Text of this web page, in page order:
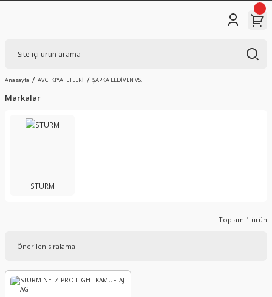
Anasayfa AVCI KIYAFETLERİ ŞAPKA ELDİVEN VS.
Markalar
STURM
Toplam 1 ürün